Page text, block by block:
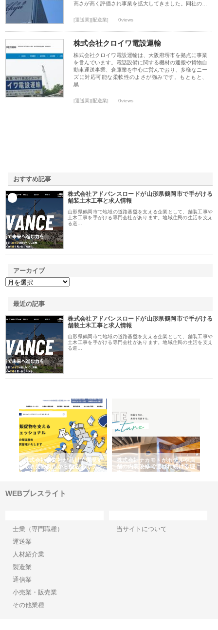
高さが高く評価され事業を拡大してきました。同社の…
[運送業][配送業] 0views
株式会社クロイワ電設運輸
株式会社クロイワ電設運輸は、大阪府堺市を拠点に事業
を営んでいます。電話設備に関する機材の運搬や貨物自
動車運送事業、倉庫業を中心に営んでおり、多様なニー
ズに対応可能な柔軟性のよさが強みです。もともと、
黒…
[運送業][配送業] 0views
おすすめ記事
株式会社アドバンスロードが山形県鶴岡市で手がける
舗装土木工事と求人情報
山形県鶴岡市で地域の道路基盤を支える企業として、舗装工事や
土木工事を手がける専門会社があります。地域住民の生活を支え
る道…
アーカイブ
最近の記事
株式会社アドバンスロードが山形県鶴岡市で手がける
舗装土木工事と求人情報
山形県鶴岡市で地域の道路基盤を支える企業として、舗装工事や
土木工事を手がける専門会社があります。地域住民の生活を支え
る道…
株式会社耕文社が品川で実現す
る販促物製作から配送までワン
ストップ対応
株式会社ナカモトがホテルや店
舗の内装改修で選ばれ続ける理
由
WEBプレスライト
士業（専門職種）
運送業
人材紹介業
製造業
通信業
小売業・販売業
その他業種
当サイトについて